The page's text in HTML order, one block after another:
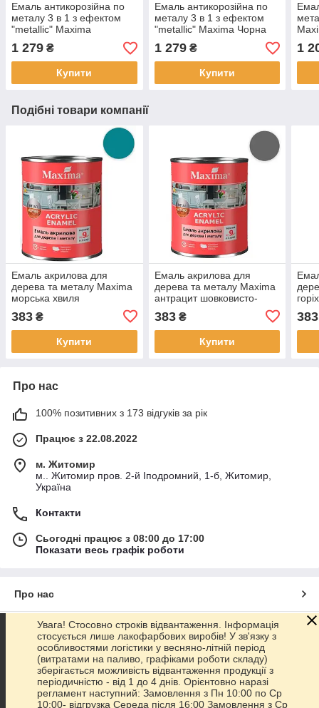
Емаль антикорозійна по
металу 3 в 1 з ефектом
"metallic" Maxima
Коричнева 2.3кг текстура
мерехтіння маскує та
вирівнює нерівності
1 279 ₴
Купити
Емаль антикорозійна по
металу 3 в 1 з ефектом
"metallic" Maxima Чорна
2.3кг текстура мерехтіння
маскує та вирівнює
нерівності
1 279₴
Купити
1
Подібні товари компанії
Емаль акрилова для
дерева та металу Maxima
морська хвиля
шовковисто-матова 0.75л
для зовнішніх і внутрішніх
робіт стійка до вологи
383 ₴
Купити
Емаль акрилова для
дерева та металу Maxima
антрацит шовковисто-
зовнішніх та внутрішніх
робіт стійка до вологи
383₴
Купити
383
Про нас
100% позитивних з 173 відгуків за рік
Працює з 22.08.2022
м. Житомир
м.. Житомир пров. 2-й Іподромний, 1-б, Житомир,
Україна
Контакти
Сьогодні працює з 08:00 до 17:00
Показати весь графік роботи
Про нас
Контакти
Доставка та оплата
Графік роботи
Увага! Стосовно строків відвантаження. Інформація
стосується лише лакофарбових виробів! У зв'язку з
особливостями логістики у весняно-літній період
(витратами на паливо, графіками роботи складу)
зберігається можливість відвантаження продукції з
періодичністю - від 1 до 4 днів. Орієнтовно наразі
регламент наступний: Замовлення з Пн 10:00 по Ср
10:00- відгрузка Середа після 16:00 Замовлення з Ср